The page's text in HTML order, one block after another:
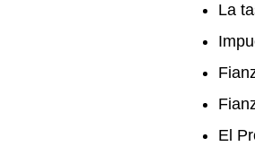
La
El